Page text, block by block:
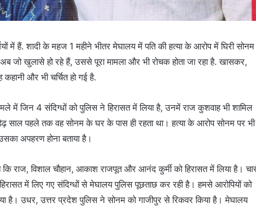
में हैं. शादी के महज 1 महीने भीतर मेघालय में पति की हत्या के आरोप में घिरी सोनम
जो खुलासे हो रहे हैं, उससे पूरा मामला और भी रोचक होता जा रहा है. खासकर,
और भी चर्चित हो गई है.
में जिन 4 संदिग्धों को पुलिस ने हिरासत में लिया है, उनमें राज कुशवाह भी शामिल
साल पहले तक वह सोनम के घर के पास ही रहता था। हत्या के आरोप सोनम पर भी
अपहरण होना बताया है।
कि राज, विशाल चौहान, आकाश राजपूत और आनंद कुर्मी को हिरासत में लिया है।
में लिए गए संदिग्धों से मेघालय पुलिस पूछताछ कर रही है। हमसे आरोपियों को
है। उधर, उत्तर प्रदेश पुलिस ने सोनम को गाजीपुर से रिकवर किया है। मेघालय